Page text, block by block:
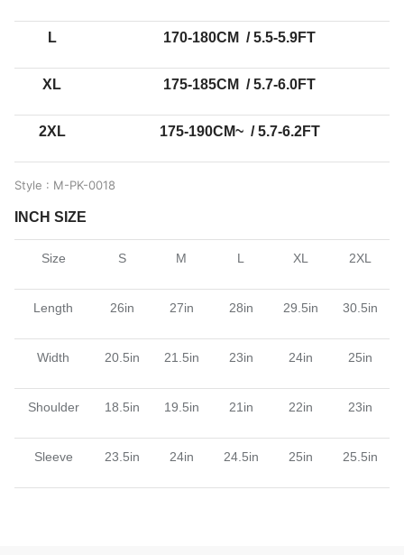
L 170-180CM / 5.5-5.9FT
XL 175-185CM / 5.7-6.0FT
2XL 175-190CM~ / 5.7-6.2FT
Style : M-PK-0018
INCH SIZE
Size S M L XL 2XL
Length 26in 27in 28in 29.5in 30.5in
Width 20.5in 21.5in 23in 24in 25in
Shoulder 18.5in 19.5in 21in 22in 23in
Sleeve 23.5in 24in 24.5in 25in 25.5in